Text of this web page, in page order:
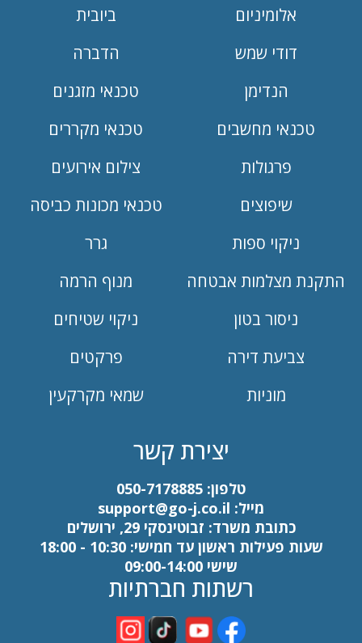
אלומיניום
ביובית
דודי שמש
הדברה
הנדימן
טכנאי מזגנים
טכנאי מחשבים
טכנאי מקררים
פרגולות
צילום אירועים
שיפוצים
טכנאי מכונות כביסה
ניקוי ספות
גרר
התקנת מצלמות אבטחה
מנוף הרמה
ניסור בטון
ניקוי שטיחים
צביעת דירה
פרקטים
מוניות
שמאי מקרקעין
יצירת קשר
טלפון: 050-7178885
מייל: support@go-j.co.il
כתובת משרד: זבוטינסקי 29, ירושלים
שעות פעילות ראשון עד חמישי: 10:30 - 18:00
שישי 09:00-14:00
רשתות חברתיות